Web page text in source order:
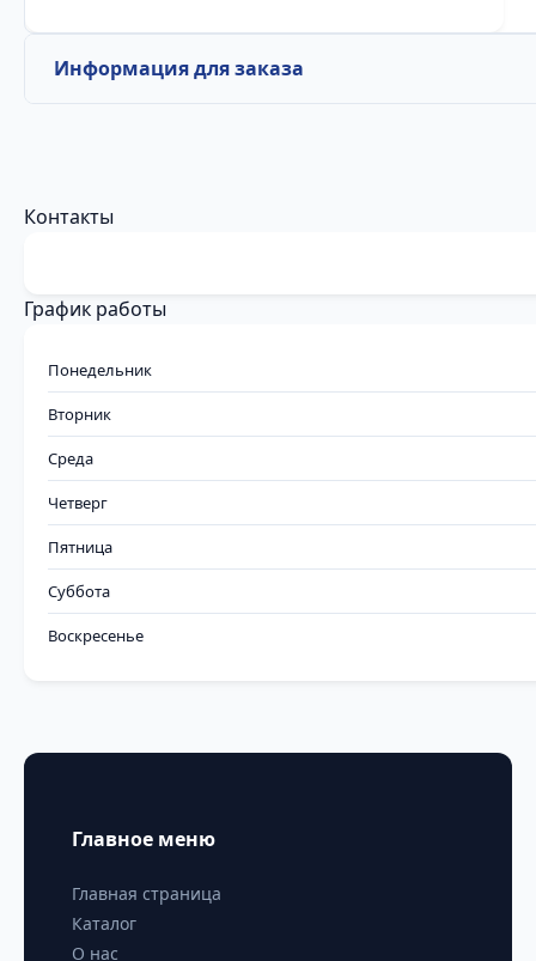
Информация для заказа
Контакты
График работы
Понедельник
Вторник
Среда
Четверг
Пятница
Суббота
Воскресенье
Главное меню
Главная страница
Каталог
О нас